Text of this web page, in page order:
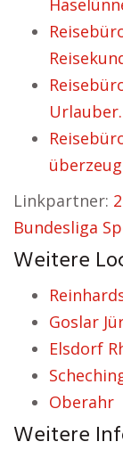
Urlauber.
Linkpartner:
Bundesliga
Weitere
Goslar
Elsdorf
Oberahr
Weitere